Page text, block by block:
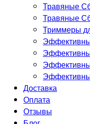
Травяные
Травяные
Триммеры
Доставка
Оплата
Отзывы